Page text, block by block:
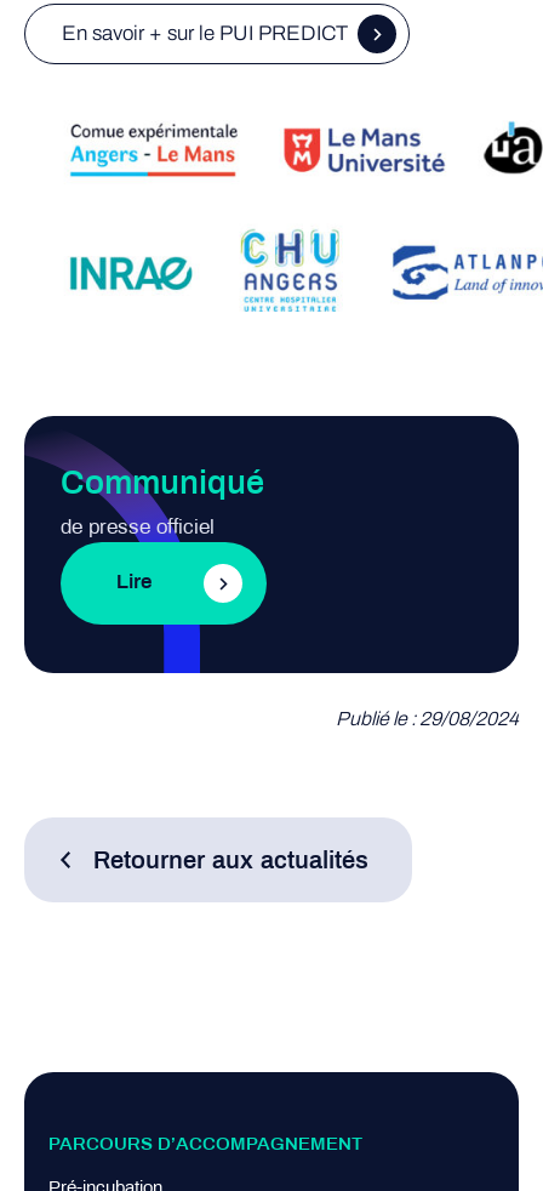
En savoir + sur le PUI PREDICT
Communiqué
de presse officiel
Lire
Publié le : 29/08/2024
Retourner aux actualités
PARCOURS D’ACCOMPAGNEMENT